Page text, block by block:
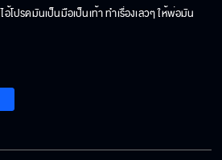
ไอ้โปรดมันเป็นมือเป็นเท้า ทำเรื่องเลวๆ ให้พ่อมัน
เป็นพ่อแล้วมีสิทธิ์ทำร้ายลูกขนาดนี้เหรอ